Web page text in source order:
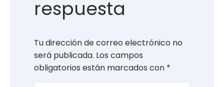
respuesta
Tu dirección de correo electrónico no
será publicada. Los campos
obligatorios están marcados con *